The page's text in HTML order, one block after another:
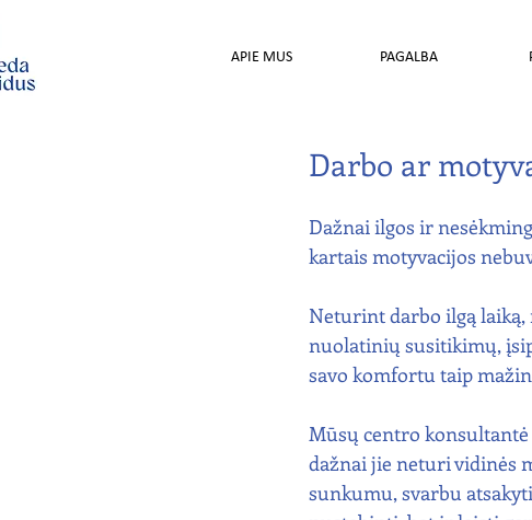
APIE MUS PAGALBA
Darbo ar
Dažnai ilgos ir
kartais motyvacijos
Neturint darbo ilgą
nuolatinių susitikimų,
savo komfortu taip
Mūsų centro
dažnai jie neturi vidinės
sunkumu, svarbu